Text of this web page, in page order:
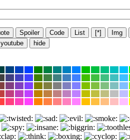
Spoiler Code List [*]
Img
youtube hide